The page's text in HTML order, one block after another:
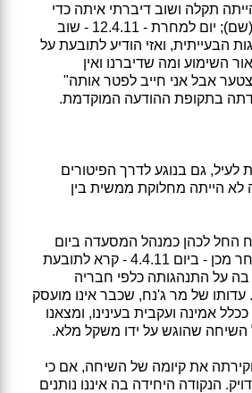
תקלה ושוב דיברתי איתה כדי
להחזיר אותה למסלול" (שם); יום למחרת - 12.4.11 - שוב
הבעייתית, ואזי הודיע לתובעת על
השימוע ומה שדיברנו ואין
אבל אני חייב לפטר אותה"
בתקופת ההודעה המוקדמת.
לעיל, גם בנוגע לדרך הפיטורים
לא הייתה מחלוקת ממשית בין
החל לכהן כמנהל המסעדה ביום
14.2.11, וכחודשיים לאחר מכן - ביום 4.4.11 - קרא לתובעת
על התנהגותה כלפי חבריה
עדותו של מר ג'נח, שכבר אינו מועסק
אמינה ועקבית בעינינו, ומצאנו
השיחה שהוגש על ידו משקל מלא.
את קיומה של השיחה, אם כי
הנקודה היחידה בה איננו נותנים